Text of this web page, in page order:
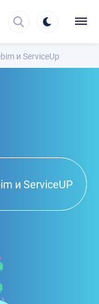
и ServiceUp
и ServiceUP